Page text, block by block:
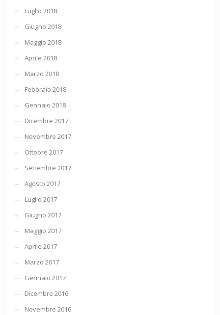
Luglio 2018
Giugno 2018
Maggio 2018
Aprile 2018
Marzo 2018
Febbraio 2018
Gennaio 2018
Dicembre 2017
Novembre 2017
Ottobre 2017
Settembre 2017
Agosto 2017
Luglio 2017
Giugno 2017
Maggio 2017
Aprile 2017
Marzo 2017
Gennaio 2017
Dicembre 2016
Novembre 2016